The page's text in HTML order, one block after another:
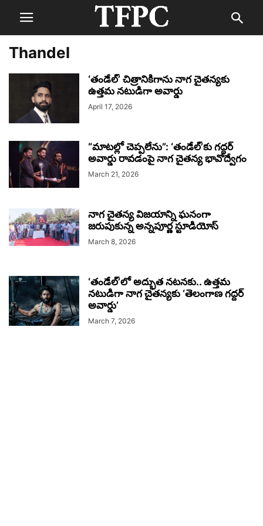
Thandel
‘తండేల్’ చిత్రానికిగాను నాగ చైతన్యకు
ఉత్తమ నటుడిగా అవార్డు
April 17, 2026
“మాటల్లో చెప్పలేను”: ‘తండేల్’కు గద్దర్
అవార్డు రావడంపై నాగ చైతన్య భావోద్వేగం
March 21, 2026
నాగ చైతన్య విజయాన్ని ఘనంగా
జరుపుకున్న అన్నపూర్ణ స్టూడియోస్
March 8, 2026
‘తండేల్’లో అద్భుత నటనకు.. ఉత్తమ
నటుడిగా నాగ చైతన్యకు ‘తెలంగాణ గద్దర్
అవార్డు’
March 7, 2026